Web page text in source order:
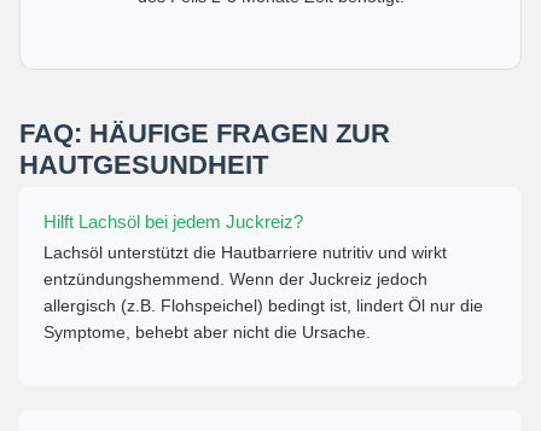
FAQ: HÄUFIGE FRAGEN ZUR
HAUTGESUNDHEIT
Hilft Lachsöl bei jedem Juckreiz?
Lachsöl unterstützt die Hautbarriere nutritiv und wirkt
entzündungshemmend. Wenn der Juckreiz jedoch
allergisch (z.B. Flohspeichel) bedingt ist, lindert Öl nur die
Symptome, behebt aber nicht die Ursache.